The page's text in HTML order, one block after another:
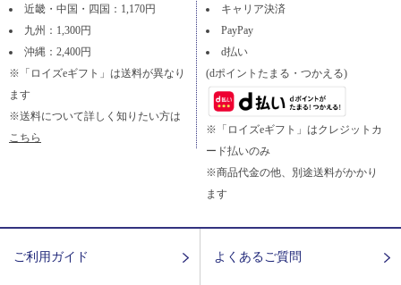
近畿・中国・四国：1,170円
九州：1,300円
沖縄：2,400円
※「ロイズeギフト」は送料が異なり
ます
※送料について詳しく知りたい方は
こちら
キャリア決済
PayPay
d払い
(dポイントたまる・つかえる)
※「ロイズeギフト」はクレジットカ
ード払いのみ
※商品代金の他、別途送料がかかり
ます
ご利用ガイド よくあるご質問